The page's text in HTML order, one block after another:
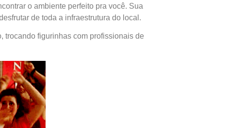
o ambiente perfeito pra você. Sua
de toda a infraestrutura do local.
trocando figurinhas com profissionais de